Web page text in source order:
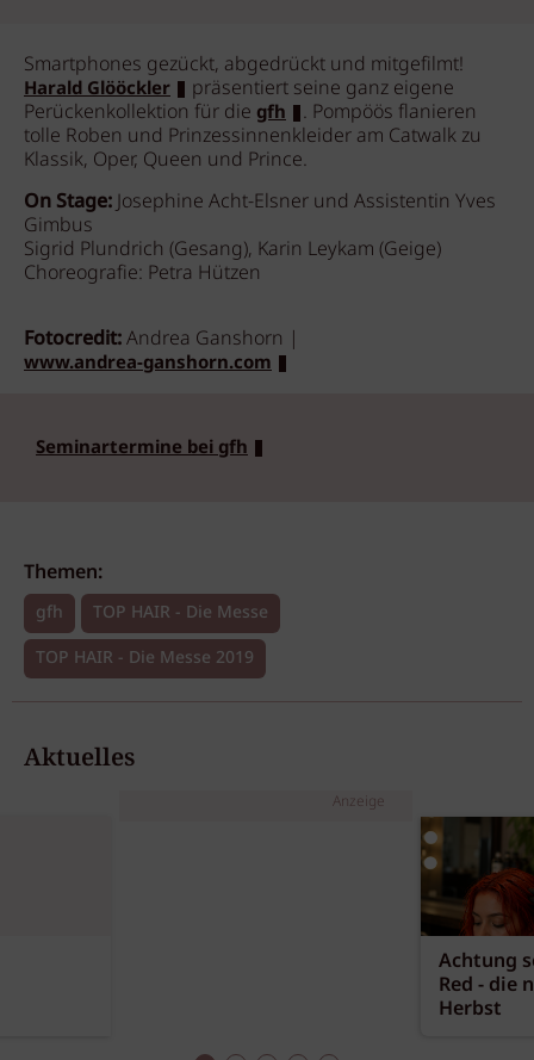
Smartphones gezückt, abgedrückt und mitgefilmt!
Harald Glööckler
präsentiert seine ganz eigene
Perückenkollektion für die gfh
. Pompöös flanieren
tolle Roben und Prinzessinnenkleider am Catwalk zu
Klassik, Oper, Queen und Prince.
On Stage:Josephine Acht-Elsner und Assistentin Yves
Gimbus
Sigrid Plundrich (Gesang), Karin Leykam (Geige)
Choreografie: Petra Hützen
Fotocredit:Andrea Ganshorn |
www.andrea-ganshorn.com
Seminartermine bei gfh
Themen:
gfh
TOP HAIR - Die Messe
TOP HAIR - Die Messe 2019
Aktuelles
Anzeige
Achtung
Red - die
Herbst